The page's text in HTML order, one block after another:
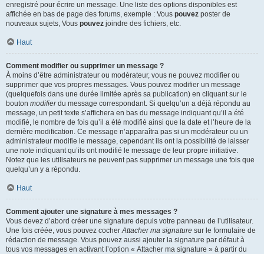
enregistré pour écrire un message. Une liste des options disponibles est
affichée en bas de page des forums, exemple : Vous pouvez poster de
nouveaux sujets, Vous pouvez joindre des fichiers, etc.
Haut
Comment modifier ou supprimer un message ?
À moins d’être administrateur ou modérateur, vous ne pouvez modifier ou
supprimer que vos propres messages. Vous pouvez modifier un message
(quelquefois dans une durée limitée après sa publication) en cliquant sur le
bouton modifierdu message correspondant. Si quelqu’un a déjà répondu au
message, un petit texte s’affichera en bas du message indiquant qu’il a été
modifié, le nombre de fois qu’il a été modifié ainsi que la date et l’heure de la
dernière modification. Ce message n’apparaîtra pas si un modérateur ou un
administrateur modifie le message, cependant ils ont la possibilité de laisser
une note indiquant qu’ils ont modifié le message de leur propre initiative.
Notez que les utilisateurs ne peuvent pas supprimer un message une fois que
quelqu’un y a répondu.
Haut
Comment ajouter une signature à mes messages ?
Vous devez d’abord créer une signature depuis votre panneau de l’utilisateur.
Une fois créée, vous pouvez cocherAttacher ma signature sur le formulaire de
rédaction de message. Vous pouvez aussi ajouter la signature par défaut à
tous vos messages en activant l’option « Attacher ma signature » à partir du